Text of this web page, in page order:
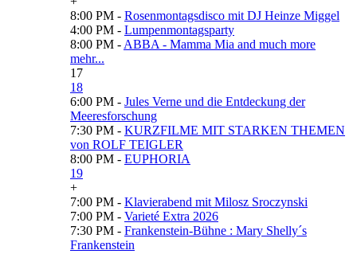
8:00 PM - Rosenmontagsdisco mit DJ Heinze Miggel
4:00 PM - Lumpenmontagsparty
8:00 PM - ABBA - Mamma Mia and much more
mehr...
17
18
6:00 PM - Jules Verne und die Entdeckung der
Meeresforschung
7:30 PM - KURZFILME MIT STARKEN THEMEN
von ROLF TEIGLER
8:00 PM - EUPHORIA
19
+
7:00 PM - Klavierabend mit Milosz Sroczynski
7:00 PM - Varieté Extra 2026
7:30 PM - Frankenstein-Bühne : Mary Shelly´s
Frankenstein